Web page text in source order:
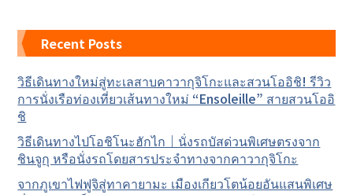
Recent Posts
วิธีเดินทางใหม่สู่ทะเลสาบคาวากุจิโกะและสวนโออิชิ! รีวิว
การนั่งเรือท่องเที่ยวเส้นทางใหม่ “Ensoleille” สายสวนโออิ
ชิ
วิธีเดินทางไปโอชิโนะฮักไก｜นั่งรถบัสด่วนพิเศษตรงจาก
ชินจูกุ หรือนั่งรถโดยสารประจำทางจากคาวากุจิโกะ
จากภูเขาไฟฟูจิสู่ทาคายามะ เมืองเกียวโตน้อยอันแสนพิเศษ